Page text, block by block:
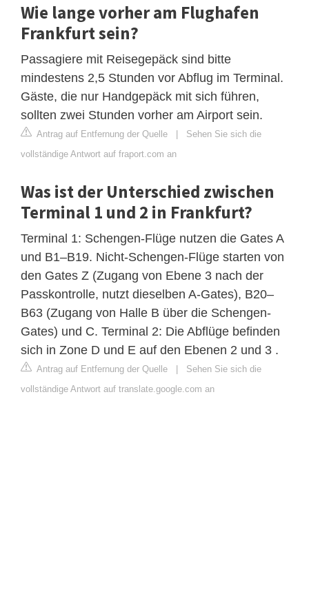
Wie lange vorher am Flughafen
Frankfurt sein?
Passagiere mit Reisegepäck sind bitte
mindestens 2,5 Stunden vor Abflug im Terminal.
Gäste, die nur Handgepäck mit sich führen,
sollten zwei Stunden vorher am Airport sein.
Antrag auf Entfernung der Quelle | Sehen Sie sich die
vollständige Antwort auf fraport.com an
Was ist der Unterschied zwischen
Terminal 1 und 2 in Frankfurt?
Terminal 1: Schengen-Flüge nutzen die Gates A
und B1–B19. Nicht-Schengen-Flüge starten von
den Gates Z (Zugang von Ebene 3 nach der
Passkontrolle, nutzt dieselben A-Gates), B20–
B63 (Zugang von Halle B über die Schengen-
Gates) und C. Terminal 2: Die Abflüge befinden
sich in Zone D und E auf den Ebenen 2 und 3 .
Antrag auf Entfernung der Quelle | Sehen Sie sich die
vollständige Antwort auf translate.google.com an